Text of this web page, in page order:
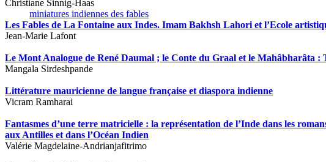
Christiane Sinnig-Haas
miniatures indiennes des fables
Les Fables de La Fontaine aux Indes. Imam Bakhsh Lahori et l’Ecole
Jean-Marie Lafont
Le Mont Analogue de René Daumal ; le Conte du Graal et le Mahâbharâta :
Mangala Sirdeshpande
Littérature mauricienne de langue française et diaspora indienne
Vicram Ramharai
Fantasmes d’une terre matricielle : la représentation de l’Inde dans les
aux Antilles et dans l’Océan Indien
Valérie Magdelaine-Andrianjafitrimo